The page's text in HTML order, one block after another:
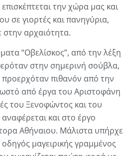
την χώρα μας και
σε γιορτές και πανηγύρια,
στην αρχαιότητα.
“Οβελίσκος”, από την λέξη
στην σημερινή σούβλα,
προερχόταν πιθανόν από την
από έργα του Αριστοφάνη
του Ξενοφώντος και του
και στο έργο
Αθήναιου. Μάλιστα υπήρχε
μαγειρικής γραμμένος